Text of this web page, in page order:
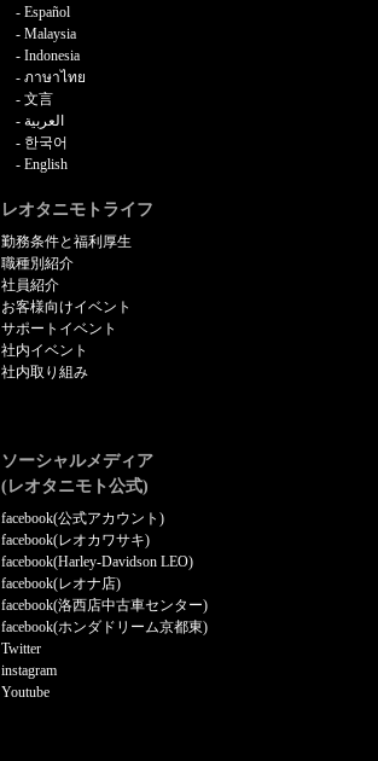
Español
Malaysia
Indonesia
ภาษาไทย
文言
العربية
한국어
English
レオタニモトライフ
勤務条件と福利厚生
職種別紹介
社員紹介
お客様向けイベント
サポートイベント
社内イベント
社内取り組み
ソーシャルメディア
(レオタニモト公式)
facebook(公式アカウント)
facebook(レオカワサキ)
facebook(Harley-Davidson LEO)
facebook(レオナ店)
facebook(洛西店中古車センター)
facebook(ホンダドリーム京都東)
Twitter
instagram
Youtube